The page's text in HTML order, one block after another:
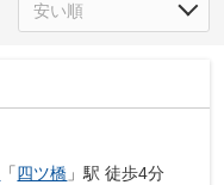
「四ツ橋 」駅 徒歩4分